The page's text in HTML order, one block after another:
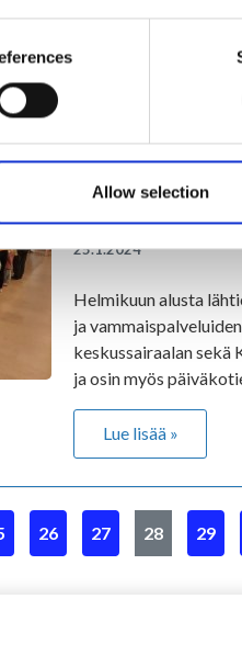
Allow selection
Kainuun
tuli SOL. Tätä se
Ristijärven koulu-
alusta lähtien
25.1.2024
Helmikuun alusta
ja
keskussairaalan sekä
ja osin myös
Lue lisää »
26 27 28 29